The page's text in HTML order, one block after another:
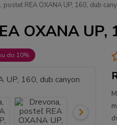
posteľ REA OXANA UP, 160, dub
OXANA UP,
do 10%